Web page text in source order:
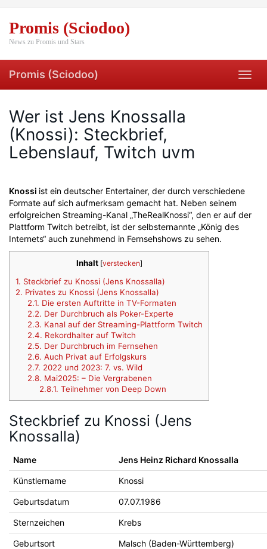
main
content
Promis (Sciodoo)
News zu Promis und Stars
Promis (Sciodoo)
Wer ist Jens Knossalla
(Knossi): Steckbrief,
Lebenslauf, Twitch uvm
Knossi ist ein deutscher Entertainer, der durch verschiedene
Formate auf sich aufmerksam gemacht hat. Neben seinem
erfolgreichen Streaming-Kanal „TheRealKnossi“, den er auf der
Plattform Twitch betreibt, ist der selbsternannte „König des
Internets“ auch zunehmend in Fernsehshows zu sehen.
Inhalt [verstecken]
1. Steckbrief zu Knossi (Jens Knossalla)
2. Privates zu Knossi (Jens Knossalla)
2.1. Die ersten Auftritte in TV-Formaten
2.2. Der Durchbruch als Poker-Experte
2.3. Kanal auf der Streaming-Plattform Twitch
2.4. Rekordhalter auf Twitch
2.5. Der Durchbruch im Fernsehen
2.6. Auch Privat auf Erfolgskurs
2.7. 2022 und 2023: 7. vs. Wild
2.8. Mai2025: – Die Vergrabenen
2.8.1. Teilnehmer von Deep Down
Steckbrief zu Knossi (Jens
Knossalla)
Name Jens Heinz Richard Knossalla
Künstlername Knossi
Geburtsdatum 07.07.1986
Sternzeichen Krebs
Geburtsort Malsch (Baden-Württemberg)